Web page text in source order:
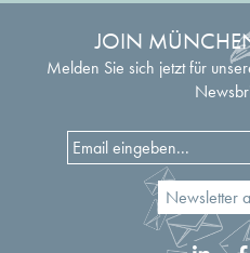
JOIN
Melden Sie sich jetzt für